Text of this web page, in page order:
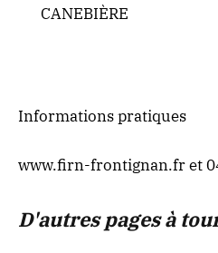
CANEBIÈRE
Informations pratiques
www.firn-frontignan.fret
D'autres pages à